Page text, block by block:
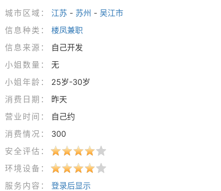
城市区域： 江苏 - 苏州 - 吴江市
信息种类：
楼凤兼职
信息来源：
自己开发
小姐数量：
无
小姐年龄：
25岁-30岁
消费日期：
昨天
营业时间：
自己约
消费情况：
300
安全评估：
环境设备：
服务内容：
登录后显示